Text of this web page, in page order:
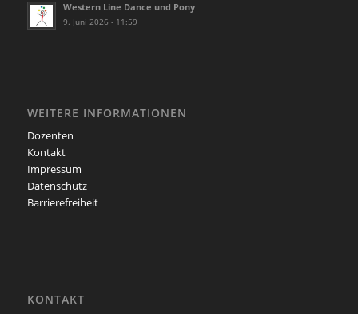
Western Line Dance und Pony
9. Juni 2026 - 11:59
WEITERE INFORMATIONEN
Dozenten
Kontakt
Impressum
Datenschutz
Barrierefreiheit
KONTAKT